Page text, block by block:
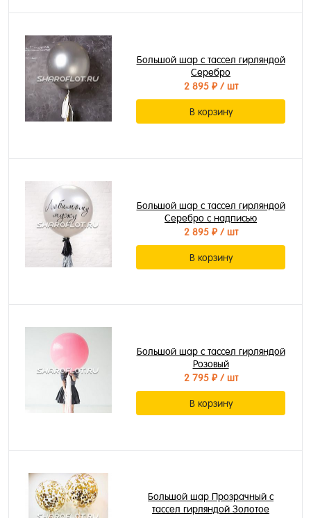
Большой шар с тассел гирляндой
Серебро
2 895 ₽/ шт
В корзину
Большой шар с тассел гирляндой
Серебро с надписью
2 895 ₽/ шт
В корзину
Большой шар с тассел гирляндой
Розовый
2 795 ₽/ шт
В корзину
Большой шар Прозрачный с
тассел гирляндой Золотое